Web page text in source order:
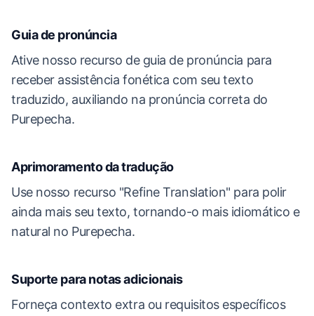
Guia de pronúncia
Ative nosso recurso de guia de pronúncia para
receber assistência fonética com seu texto
traduzido, auxiliando na pronúncia correta do
Purepecha.
Aprimoramento da tradução
Use nosso recurso "Refine Translation" para polir
ainda mais seu texto, tornando-o mais idiomático e
natural no Purepecha.
Suporte para notas adicionais
Forneça contexto extra ou requisitos específicos